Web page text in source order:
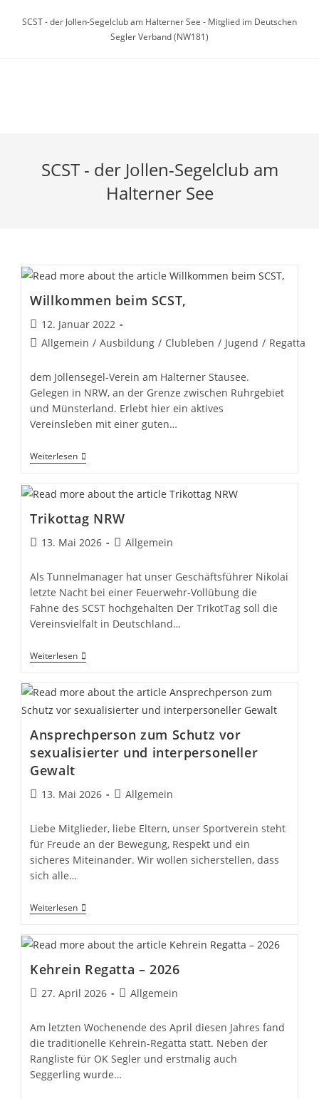
InhaltSCST - der Jollen-Segelclub am Halterner See - Mitglied im Deutschen
Segler Verband (NW181)
SCST - der Jollen-Segelclub am
Halterner See
Willkommen beim SCST,
Beitrag
veröffentlicht:
12. Januar 2022
Beitrags-
Allgemein / Ausbildung / Clubleben / Jugend / Regatta
dem Jollensegel-Verein am Halterner Stausee.
Gelegen in NRW, an der Grenze zwischen Ruhrgebiet
und Münsterland. Erlebt hier ein aktives
Vereinsleben mit einer guten…
WeiterlesenWillkommen
Beim
Trikottag NRW
Beitrag
13. Mai 2026
Beitrags-
Allgemein
Als Tunnelmanager hat unser Geschäftsführer Nikolai
letzte Nacht bei einer Feuerwehr-Vollübung die
Fahne des SCST hochgehalten Der TrikotTag soll die
Vereinsvielfalt in Deutschland…
WeiterlesenTrikottag
NRW
Ansprechperson zum Schutz vor
sexualisierter und interpersoneller
Gewalt
Beitrag
13. Mai 2026
Beitrags-
Allgemein
Liebe Mitglieder, liebe Eltern, unser Sportverein steht
für Freude an der Bewegung, Respekt und ein
sicheres Miteinander. Wir wollen sicherstellen, dass
sich alle…
WeiterlesenAnsprechperson
Zum
Vor
Sexualisierter
Und
Interpersoneller
Gewalt
Kehrein Regatta – 2026
Beitrag
27. April 2026
Beitrags-
Allgemein
Am letzten Wochenende des April diesen Jahres fand
die traditionelle Kehrein-Regatta statt. Neben der
Rangliste für OK Segler und erstmalig auch
Seggerling wurde…